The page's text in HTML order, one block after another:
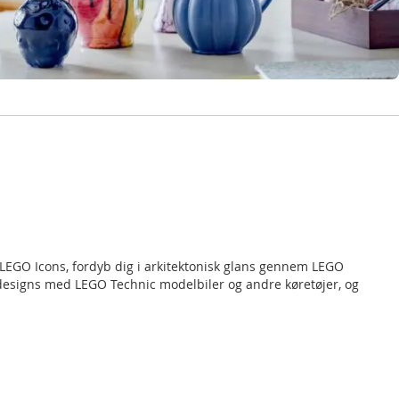
Icons, fordyb dig i arkitektonisk glans gennem LEGO
med LEGO Technic modelbiler og andre køretøjer, og